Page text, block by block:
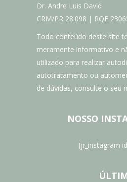
Dr. Andre Luis David
CRM/PR 28.098 | RQE
Todo conteúdo deste site
meramente informativo e
utilizado para realizar
autotratamento ou
de dúvidas, consulte o seu
NOSSO
[jr_instagram